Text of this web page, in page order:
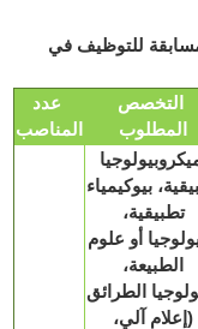
للتوظيف في
عدد
المناصب
أو علوم